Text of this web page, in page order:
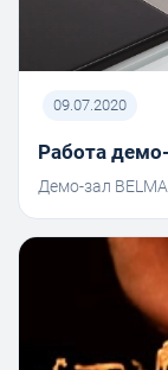
09.07.2020
Работа
Демо-зал